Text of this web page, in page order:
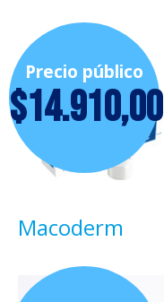
Precio público
$14.910,00
Macoderm